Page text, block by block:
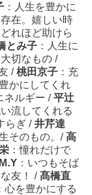
：人生を豊かに
在。嬉しい時
れほど助けら
とみ子 ：人生に
切なもの /
/ 桃田京子 ：充
かにしてくれ
ネルギー / 平辻
流してくれる
らぎ / 井芹達
そのもの。/ 高
：憧れだけで
M.Y ：いつもそば
友！ / 髙橋直
心を豊かにする